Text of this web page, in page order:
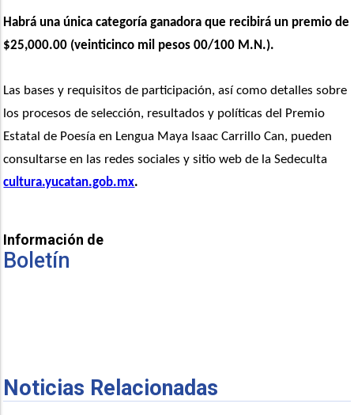
$25,000.00 (veinticinco mil pesos 00/100 M.N.).
Las bases y requisitos de participación, así como detalles sobre
los procesos de selección, resultados y políticas del Premio
Estatal de Poesía en Lengua Maya Isaac Carrillo Can, pueden
cultura.yucatan.gob.mx.
Información de
Boletín
Noticias Relacionadas